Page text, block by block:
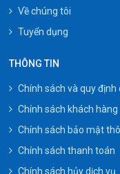
Về chúng tôi
Tuyển dụng
THÔNG TIN
Chính sách và quy định
Chính sách khách hàng
Chính sách bảo mật
Chính sách thanh toán
Chính sách hủy dịch vụ